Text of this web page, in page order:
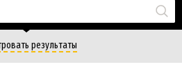
результаты